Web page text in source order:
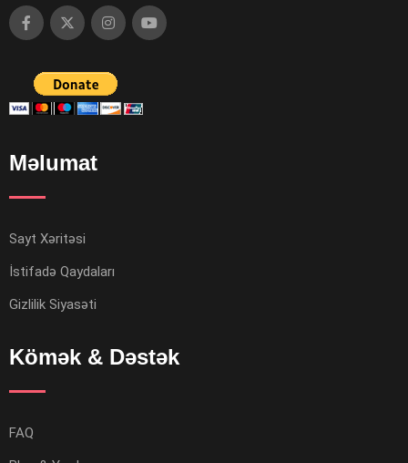
Məlumat
Sayt Xəritəsi
İstifadə Qaydaları
Gizlilik Siyasəti
Kömək & Dəstək
FAQ